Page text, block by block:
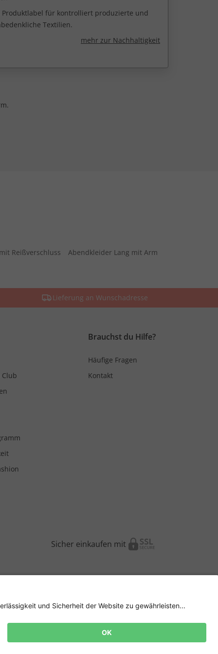
Produktlabel für kontrolliert produzierte und
Textilien.
mehr zur Nachhaltigkeit
Reißverschluss
Abendkleider Lang mit Arm
Lieferung an Wunschadresse
Club
Brauchst du Hilfe?
Häufige Fragen
Kontakt
Sicher einkaufen mit